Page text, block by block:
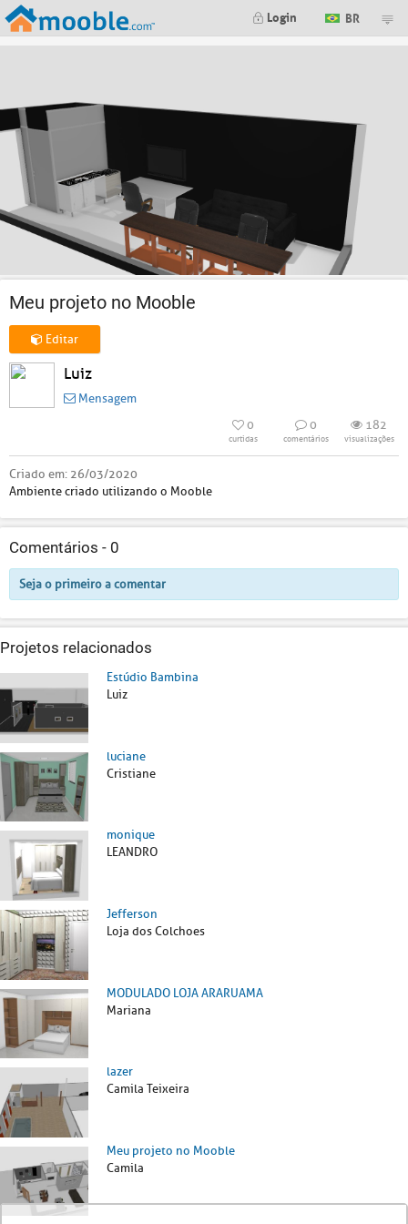
Login BR
Meu projeto no Mooble
Editar
Luiz
Mensagem
0
curtidas
0
comentários
182
visualizações
Criado em: 26/03/2020
Ambiente criado utilizando o Mooble
Comentários - 0
Seja o primeiro a comentar
Projetos relacionados
Estúdio Bambina
Luiz
luciane
Cristiane
monique
LEANDRO
Jefferson
Loja dos Colchoes
MODULADO LOJA ARARUAMA
Mariana
lazer
Camila Teixeira
Meu projeto no Mooble
Camila